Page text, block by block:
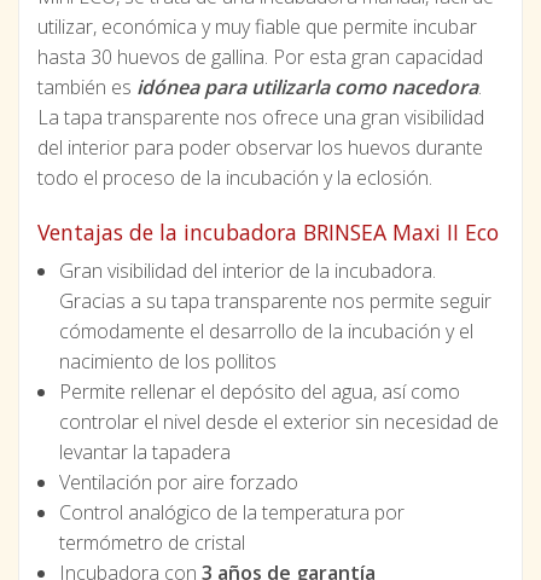
utilizar, económica y muy fiable que permite incubar
hasta 30 huevos de gallina. Por esta gran capacidad
también es idónea para utilizarla como nacedora.
La tapa transparente nos ofrece una gran visibilidad
del interior para poder observar los huevos durante
todo el proceso de la incubación y la eclosión.
Ventajas de la incubadora BRINSEA Maxi II Eco
Gran visibilidad del interior de la incubadora.
Gracias a su tapa transparente nos permite seguir
cómodamente el desarrollo de la incubación y el
nacimiento de los pollitos
Permite rellenar el depósito del agua, así como
controlar el nivel desde el exterior sin necesidad de
levantar la tapadera
Ventilación por aire forzado
Control analógico de la temperatura por
termómetro de cristal
Incubadora con 3 años de garantía